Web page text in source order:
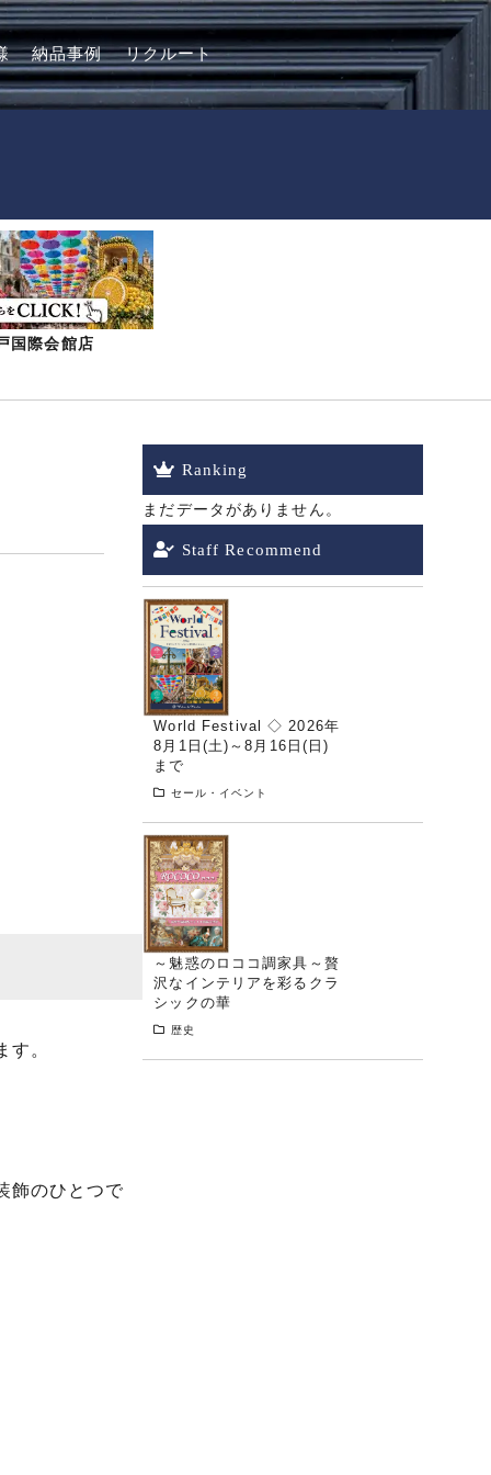
納品事例 リクルート
国際会館店
。
飾のひとつで
Ranking
まだデータがありません。
Staff Recommend
World Festival ◇ 2026年
8月1日(土)～8月16日(日)
まで
セール・イベント
～魅惑のロココ調家具～贅
沢なインテリアを彩るクラ
シックの華
歴史